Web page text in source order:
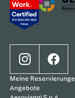
Meine
Angebote